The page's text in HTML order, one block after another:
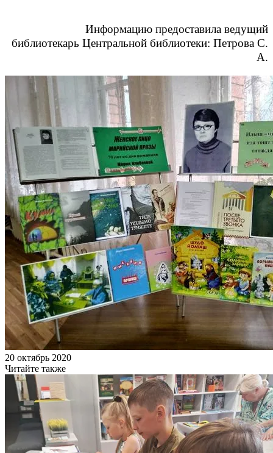
Информацию предоставила ведущий
библиотекарь Центральной библиотеки: Петрова С.
А.
20 октябрь 2020
Читайте также